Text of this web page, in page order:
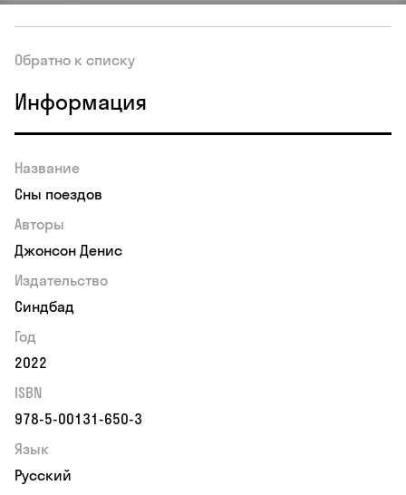
Обратно к списку
Информация
Название
Сны поездов
Авторы
Джонсон Денис
Издательство
Синдбад
Год
2022
ISBN
978-5-00131-650-3
Язык
Русский